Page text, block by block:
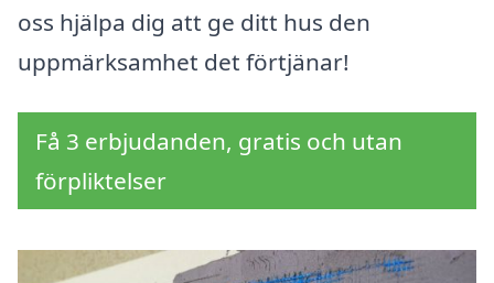
oss hjälpa dig att ge ditt hus den
uppmärksamhet det förtjänar!
Få 3 erbjudanden, gratis och utan
förpliktelser